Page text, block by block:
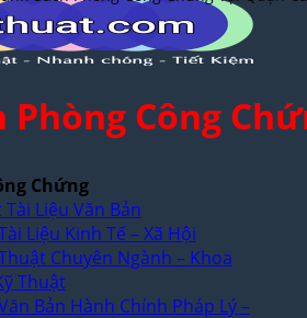
Chứng
Liệu Văn Bản
Liệu Kinh Tế – Xã Hội
Chuyên Ngành – Khoa
Thuật
Bản Hành Chính Pháp Lý –
Phòng Công